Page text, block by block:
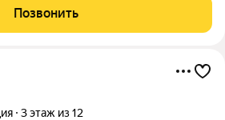
площадки для выгула собак,
Позвонить
3 этаж из 12